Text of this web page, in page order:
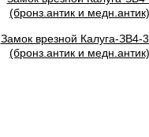
Замок врезной Калуга-ЗВ4-
(бронз.антик и медн.антик)